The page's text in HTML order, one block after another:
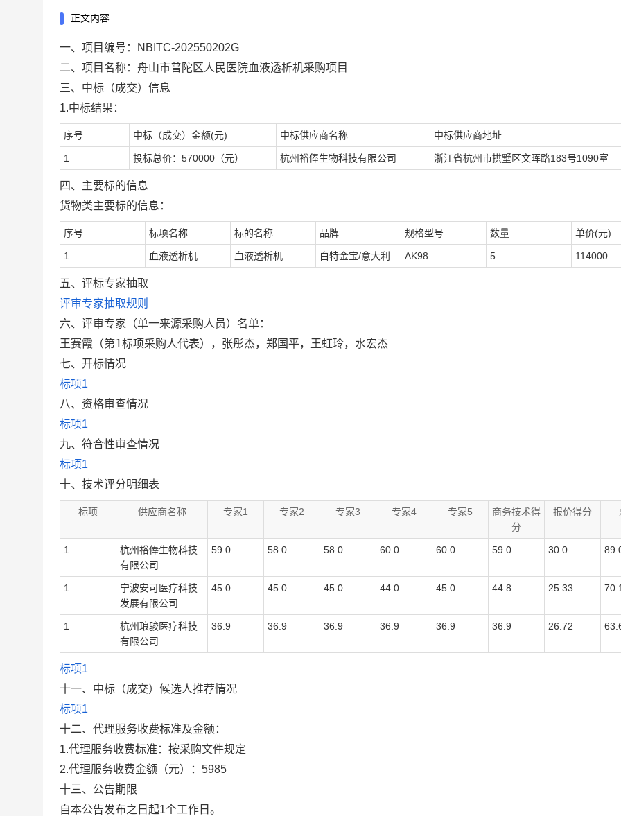
正文内容
一、项目编号：
NBITC-202550202G
二、项目名称： 舟山市普陀区人民医院血液透析机采购项目
三、中标（成交）信息
1.中标结果：
序号 中标（成交）金额(元) 中标供应商名称 中标供应商地址
1 投标总价：570000（元） 杭州裕俸生物科技有限公司 浙江省杭州市拱墅区文晖路183号1090室
四、主要标的信息
货物类主要标的信息：
序号 标项名称 标的名称 品牌 规格型号 数量 单价(元)
1 血液透析机 血液透析机 白特金宝/意大利 AK98 5 114000
五、评标专家抽取
评审专家抽取规则
六、评审专家（单一来源采购人员）名单：
王赛霞（第1标项采购人代表），张彤杰，郑国平，王虹玲，水宏杰
七、开标情况
标项1
八、资格审查情况
标项1
九、符合性审查情况
标项1
十、技术评分明细表
标项 供应商名称 专家1 专家2 专家3 专家4 专家5
商务技术得
分
报价得分
1
杭州裕俸生物科技
有限公司
59.0 58.0 58.0 60.0 60.0 59.0 30.0
1
宁波安可医疗科技
发展有限公司
45.0 45.0 45.0 44.0 45.0 44.8 25.33
1
杭州琅骏医疗科技
有限公司
36.9 36.9 36.9 36.9 36.9 36.9 26.72
标项1
十一、中标（成交）候选人推荐情况
标项1
十二、代理服务收费标准及金额：
1.代理服务收费标准： 按采购文件规定
2.代理服务收费金额（元）： 5985
十三、公告期限
自本公告发布之日起1个工作日。